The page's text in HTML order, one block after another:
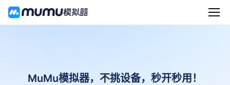
MuMu模拟器，不挑设备，秒开秒用！